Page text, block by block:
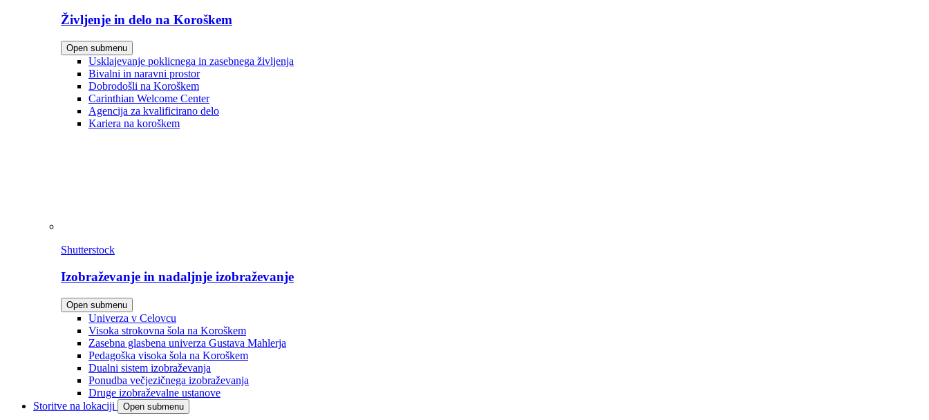
Življenje in delo na Koroškem
Open submenu
Usklajevanje poklicnega in zasebnega življenja
Bivalni in naravni prostor
Dobrodošli na Koroškem
Carinthian Welcome Center
Agencija za kvalificirano delo
Kariera na koroškem
Shutterstock
Izobraževanje in nadaljnje izobraževanje
Open submenu
Univerza v Celovcu
Visoka strokovna šola na Koroškem
Zasebna glasbena univerza Gustava Mahlerja
Pedagoška visoka šola na Koroškem
Dualni sistem izobraževanja
Ponudba večjezičnega izobraževanja
Druge izobraževalne ustanove
Storitve na lokaciji
Open submenu